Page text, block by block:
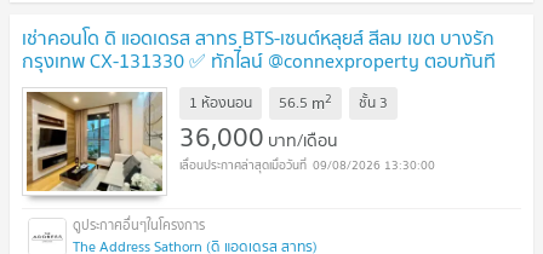
เช่าคอนโด ดิ แอดเดรส สาทร ฺBTS-เซนต์หลุยส์ สีลม เขต บางรัก
กรุงเทพ CX-131330 ✅ ทักไลน์ @connexproperty ตอบทันที
ทีมงานมืออาชีพ ✅
1 ห้องนอน 56.5 m2 ชั้น 3
36,000 บาท/เดือน
09/08/2026 13:30:00
The Address Sathorn (ดิ แอดเดรส สาทร)